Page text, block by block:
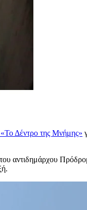
Δέντρο της Μνήμης»
αντιδημάρχου